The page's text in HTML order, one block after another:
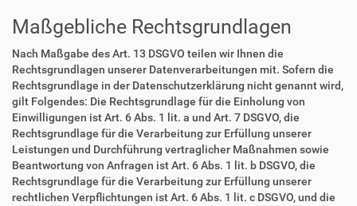
Maßgebliche Rechtsgrundlagen
Nach Maßgabe des Art. 13 DSGVO teilen wir Ihnen die
Rechtsgrundlagen unserer Datenverarbeitungen mit. Sofern die
Rechtsgrundlage in der Datenschutzerklärung nicht genannt wird,
gilt Folgendes: Die Rechtsgrundlage für die Einholung von
Einwilligungen ist Art. 6 Abs. 1 lit. a und Art. 7 DSGVO, die
Rechtsgrundlage für die Verarbeitung zur Erfüllung unserer
Leistungen und Durchführung vertraglicher Maßnahmen sowie
Beantwortung von Anfragen ist Art. 6 Abs. 1 lit. b DSGVO, die
Rechtsgrundlage für die Verarbeitung zur Erfüllung unserer
rechtlichen Verpflichtungen ist Art. 6 Abs. 1 lit. c DSGVO, und die